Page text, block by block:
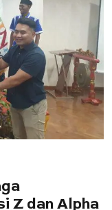
Z dan Alpha